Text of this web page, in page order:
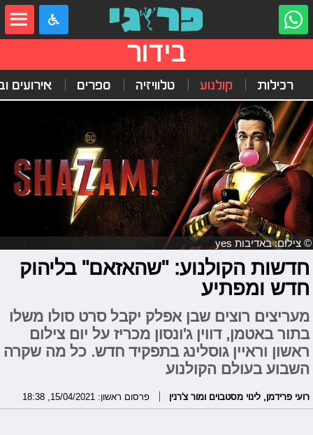
בידור
רכילות קולנוע טלוויזיה ספרים אירועים
© צילום: באדיבות yes
חדשות הקולנוע: "שהאזאם" בליהוק
חדש ומפתיע
מעריצים רוצים שבן אפלק יקבל סרט סולו משלו
בתור באטמן, דווין ג'ונסון מכריז על יום צילום
ראשון וראיין גוסלינג בתפקיד חדש. כל מה שקרה
השבוע בעולם הקולנוע
רועי פרידמן, לינוי מסטבוים ומור צ'רנין פרסום ראשון: 15/04/2021, 18:38